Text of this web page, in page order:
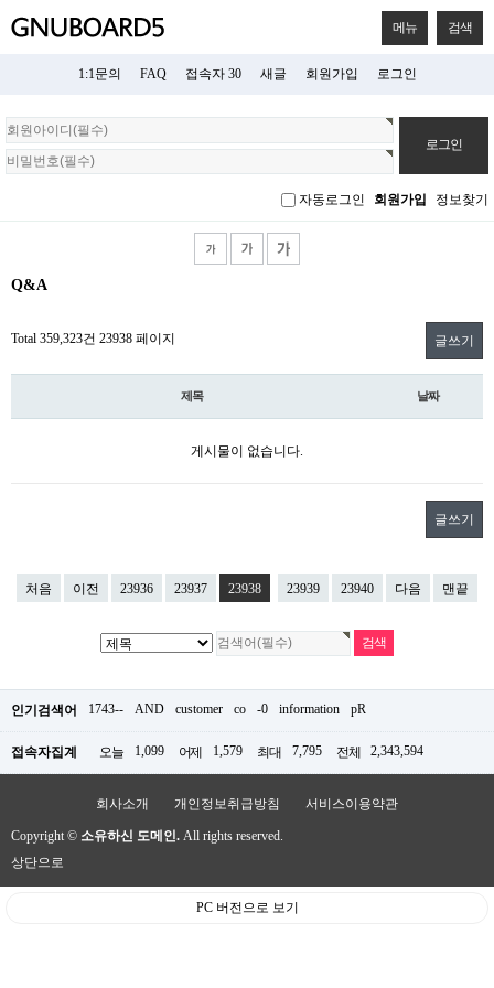
메뉴 검색
1:1문의 FAQ 접속자 30 새글 회원가입 로그인
회
원
로
자동로그인 회원가입 정보찾기
Q&A
Total 359,323건 23938 페이지 글쓰기
제목 날짜
게시물이 없습니다.
글쓰기
처음 이전 23936 23937 23938 23939 23940 다음 맨끝
인기검색어 1743-- AND customer co -0 information pR
접속자집계 오늘 1,099 어제 1,579 최대 7,795 전체 2,343,594
회사소개 개인정보취급방침 서비스이용약관
Copyright © 소유하신 도메인. All rights reserved.
상단으로
PC 버전으로 보기